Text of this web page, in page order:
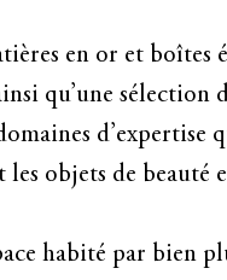
et présente une
XXe siècle.
en or et boîtes
qu’une sélection
objets de beauté
habité par bien